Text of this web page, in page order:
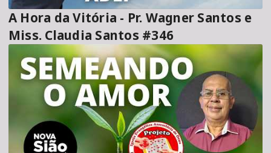
A Hora da Vitória - Pr. Wagner Santos e
Miss. Claudia Santos #346